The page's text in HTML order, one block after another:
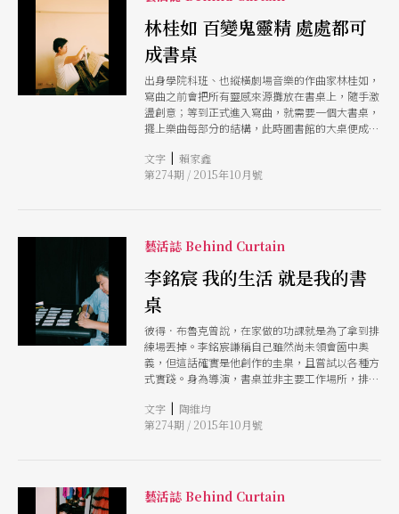
唱的劇場，更在今年即將帶回台灣演出，隨後並且
將移師香港藝術節表演。劇中面對「愛情」課題，
他們用東方文化的「太極」中，雙人對練時，敵我
防衛攻擊的「散手」，表達情人之間你推我就，若
稱阿襌師父、蘭姐的黃誌群和劉若瑀，在舞台上不
但上演《愛人》，台下也是愛人夫妻。即使兩人一
動、一靜，一內、一外，卻也一起工作、一起生
活、一起打鼓、一起修行。 一起受訪，忽然瞥見
他們不約而同地將十指交疊放在腿上。想起方才相
互點頭後，兩人回眸的一笑，此刻才懂，原來對他
們來說，愛，同樣也是修行。
林桂如 百變鬼靈精 處處都可
成書桌
出身學院科班、也縱橫劇場音樂的作曲家林桂如，
寫曲之前會把所有靈感來源攤放在書桌上，隨手激
盪創意；等到正式進入寫曲，就需要一個大書桌，
擺上樂曲每部分的結構，此時圖書館的大桌便成她
出來的鋼琴，則完全走實用風，一切布置只為了方
便創作。林桂如其實是一位只要讓心安靜下來就可
文字 | 賴家鑫
第274期 / 2015年10月號
藝活誌 Behind Curtain
李銘宸 我的生活 就是我的書
桌
彼得．布魯克曾說，在家做的功課就是為了拿到排
練場丟掉。李銘宸謙稱自己雖然尚未領會箇中奧
義，但這話確實是他創作的圭臬，且嘗試以各種方
式實踐。身為導演，書桌並非主要工作場所，排練
戲前後在書桌大量工作，發現不適合自己，「有時
光是我前往排練場路上想的，都比我在書桌前想的
文字 | 陶維均
第274期 / 2015年10月號
藝活誌 Behind Curtain